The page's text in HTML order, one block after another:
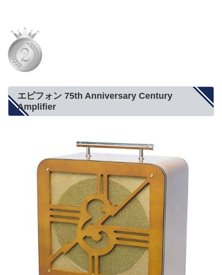
エピフォン 75th Anniversary Century
Amplifier